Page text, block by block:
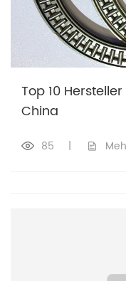
Top 10
China
85 |